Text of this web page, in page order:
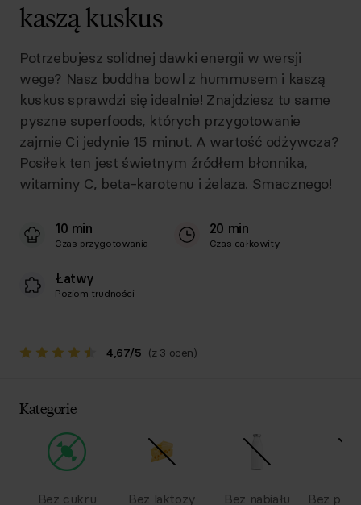
kaszą kuskus
Potrzebujesz solidnej dawki energii w wersji
wege? Nasz buddha bowl z hummusem i kaszą
kuskus sprawdzi się idealnie! Znajdziesz tu same
pyszne superfoods, których przygotowanie
zajmie Ci jedynie 15 minut. A wartość odżywcza?
Posiłek ten jest świetnym źródłem błonnika,
witaminy C, beta-karotenu i żelaza. Smacznego!
10 min
Czas przygotowania
20 min
Czas całkowity
Łatwy
Poziom trudności
4,67/5 (z 3 ocen)
Kategorie
Bez cukru Bez laktozy Bez nabiału
Bez